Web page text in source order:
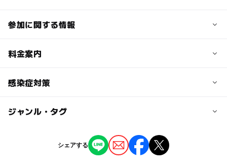
参加に関する情報
定員
0歳･1歳･2歳の赤ちゃん(乳児･幼児)大人
料金案内
子供の料金詳細
感染症対策
新型コロナウイルス感染予防のための取り組みとお客様へ
いつもギャラクシティをご利用いただき、誠にありがとう
ございます。
ギャラクシティでは、足立区の新型コロナウイルス感染症
ジャンル・タグ
シェアする